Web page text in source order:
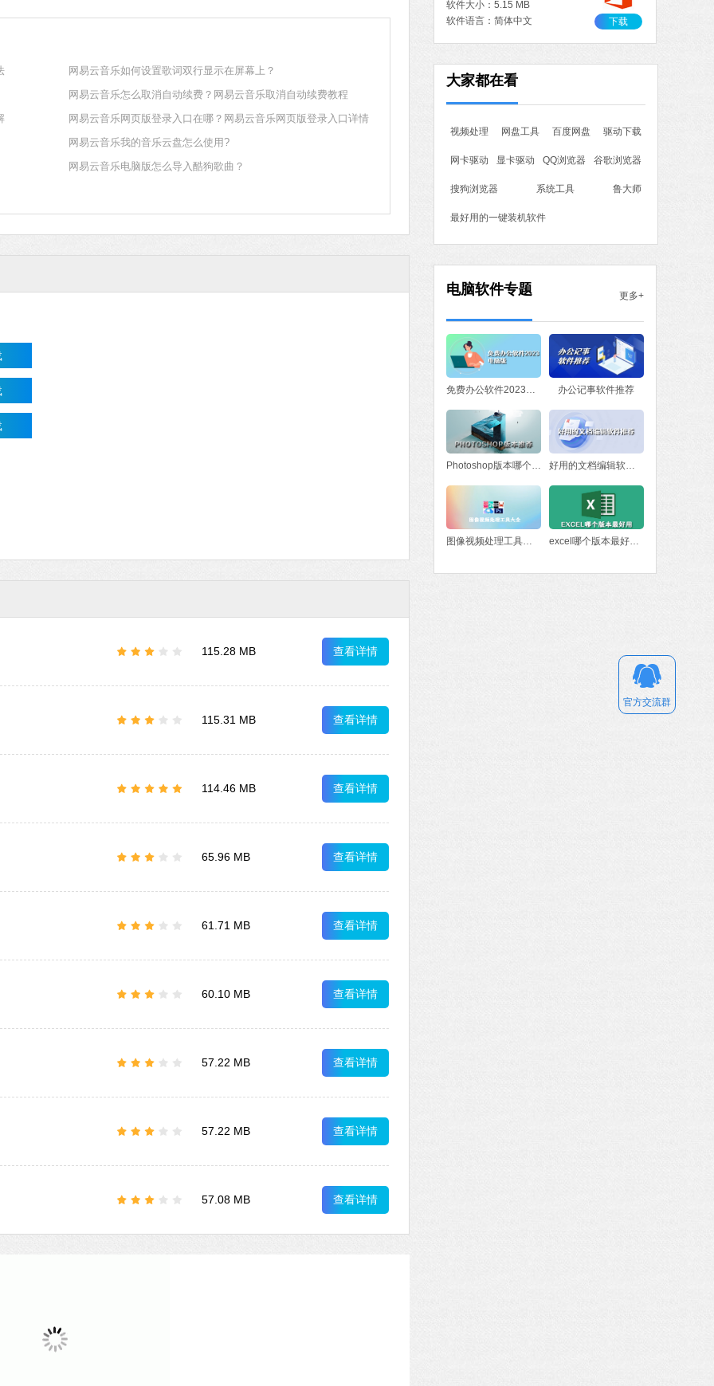
网易云音乐如何设置歌词双行显示在屏幕上？
网易云音乐怎么取消自动续费？网易云音乐取消自动续费教程
网易云音乐网页版登录入口在哪？网易云音乐网页版登录入口详情
网易云音乐我的音乐云盘怎么使用?
网易云音乐电脑版怎么导入酷狗歌曲？
115.28 MB 查看详情
115.31 MB 查看详情
114.46 MB 查看详情
65.96 MB 查看详情
61.71 MB 查看详情
60.10 MB 查看详情
57.22 MB 查看详情
57.22 MB 查看详情
57.08 MB 查看详情
软件大小：5.15 MB
软件语言：简体中文
下载
软件语言：简体中文
下载
软件大小：19.78 MB
腾讯视频
软件大小：78.47 MB
软件语言：简体中文
大家都在看
视频处理 网盘工具 百度网盘 驱动下载
网卡驱动 显卡驱动 QQ浏览器 谷歌浏览器
搜狗浏览器 系统工具 鲁大师
最好用的一键装机软件
电脑软件专题 更多+
免费办公软件2023电脑版 办公记事软件推荐
Photoshop版本哪个好？Photoshop版本推荐 好用的文档编辑软件推荐
图像视频处理工具大全 excel哪个版本最好用 excel版本下载
官方交流群